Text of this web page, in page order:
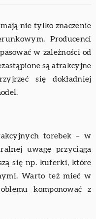
nie tylko znaczenie
Producenci
w zależności od
są atrakcyjne
się dokładniej
torebek – w
uwagę przyciąga
się np. kuferki, które
Warto też mieć w
komponować z